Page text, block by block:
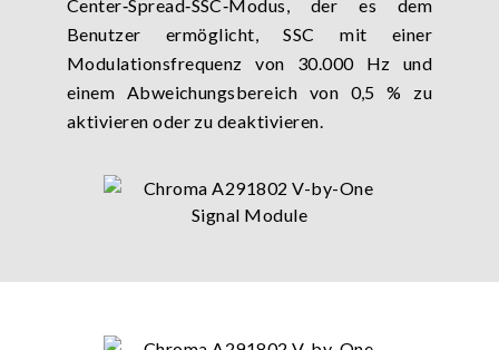
Center‑Spread‑SSC‑Modus, der es dem
Benutzer ermöglicht, SSC mit einer
Modulationsfrequenz von 30.000 Hz und
einem Abweichungsbereich von 0,5 % zu
aktivieren oder zu deaktivieren.